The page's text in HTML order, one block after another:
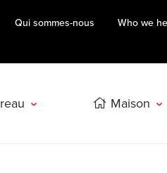
Qui sommes-nous Who we
Maison